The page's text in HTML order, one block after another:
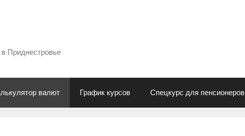
Приднестровье
валют График курсов Спецкурс для пенсионеров